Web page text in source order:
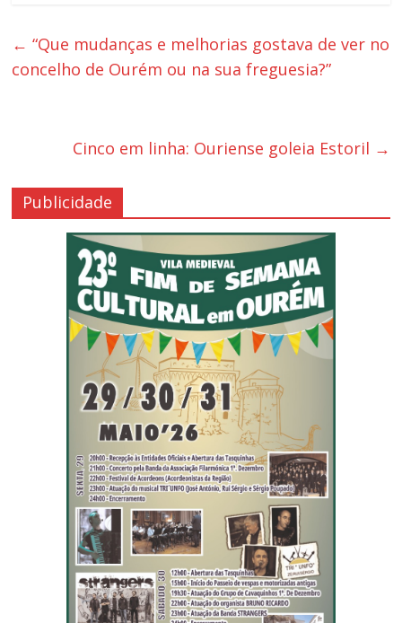
← “Que mudanças e melhorias gostava de ver no
concelho de Ourém ou na sua freguesia?”
Cinco em linha: Ouriense goleia Estoril →
Publicidade